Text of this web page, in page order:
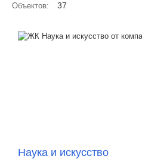
Объектов: 37
Наука и искусство